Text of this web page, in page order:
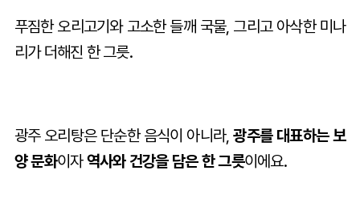
푸짐한 오리고기와 고소한 들깨 국물, 그리고 아삭한 미나
리가 더해진 한 그릇.
광주 오리탕은 단순한 음식이 아니라,광주를 대표하는 보
양 문화이자역사와 건강을 담은 한 그릇이에요.